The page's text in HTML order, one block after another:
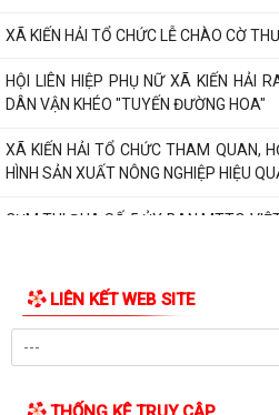
XÃ KIẾN HẢI KIỂM TRA TÌNH HÌNH AN
XÃ KIẾN HẢI TỔ CHỨC LỄ CHÀO CỜ
HỘI LIÊN HIỆP PHỤ NỮ XÃ KIẾN HẢI
XÃ KIẾN HẢI TỔ CHỨC THAM QUAN,
HÌNH SẢN XUẤT NÔNG NGHIỆP HIỆU